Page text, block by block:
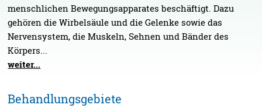
menschlichen Bewegungsapparates beschäftigt. Dazu
gehören die Wirbelsäule und die Gelenke sowie das
Nervensystem, die Muskeln, Sehnen und Bänder des
Körpers...
weiter...
Behandlungsgebiete